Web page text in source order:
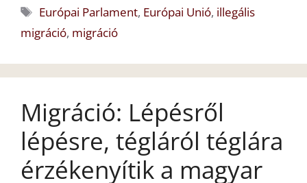
Címkék
Európai Parlament, Európai Unió, illegális
migráció, migráció
Migráció: Lépésről
lépésre, tégláról téglára
érzékenyítik a magyar